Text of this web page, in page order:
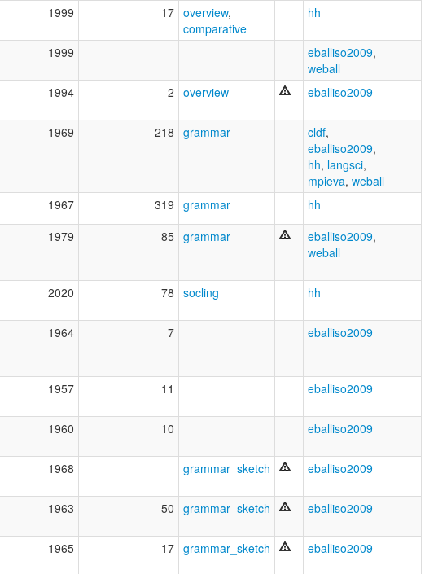
1999 17 overview,
comparative
hh
1999 eballiso2009,
weball
1994 2 overview eballiso2009
1969 218 grammar cldf,
eballiso2009,
hh, langsci,
mpieva, weball
1967 319 grammar hh
1979 85 grammar eballiso2009,
weball
2020 78 socling hh
1964 7 eballiso2009
1957 11 eballiso2009
1960 10 eballiso2009
1968 grammar_sketch eballiso2009
1963 50 grammar_sketch eballiso2009
1965 17 grammar_sketch eballiso2009